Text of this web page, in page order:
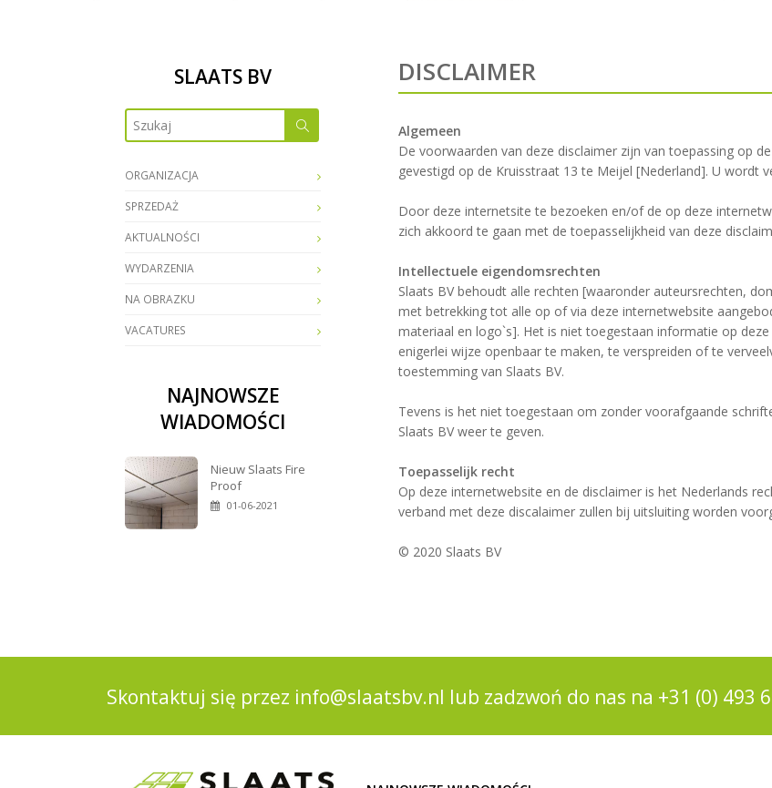
DISCLAIMER
Algemeen
De voorwaarden van deze disclaimer zijn van toepassing op
gevestigd op de Kruisstraat 13 te Meijel [Nederland]. U wordt
Door deze internetsite te bezoeken en/of de op deze
zich akkoord te gaan met de toepasselijkheid van deze
Intellectuele eigendomsrechten
Slaats BV behoudt alle rechten [waaronder auteursrechten,
met betrekking tot alle op of via deze internetwebsite
materiaal en logo`s]. Het is niet toegestaan informatie op
enigerlei wijze openbaar te maken, te verspreiden of te
toestemming van Slaats BV.
Tevens is het niet toegestaan om zonder voorafgaande
Slaats BV weer te geven.
Toepasselijk recht
Op deze internetwebsite en de disclaimer is het Nederlands
verband met deze discalaimer zullen bij uitsluiting worden
© 2020 Slaats BV
SLAATS BV
ORGANIZACJA
SPRZEDAŻ
AKTUALNOŚCI
WYDARZENIA
NA OBRAZKU
VACATURES
NAJNOWSZE
WIADOMOŚCI
Nieuw Slaats Fire
Proof
01-06-2021
Skontaktuj się przez info@slaatsbv.nl lub zadzwoń do nas na +31 (0) 493